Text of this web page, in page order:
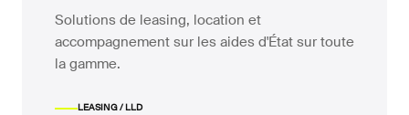
Solutions de leasing, location et
accompagnement sur les aides d'État sur toute
la gamme.
LEASING / LLD